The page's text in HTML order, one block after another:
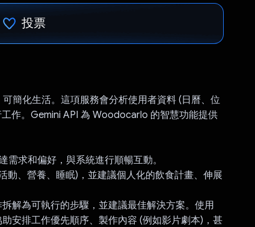
投票
簡化生活。這項服務會分析使用者資料 (日曆、位
作。Gemini API 為 Woodocarlo 的智慧功能提供
需求和偏好，與系統進行順暢互動。
動、營養、睡眠)，並建議個人化的飲食計畫、伸展
解為可執行的步驟，並建議最佳解決方案。使用
安排工作優先順序、製作內容 (例如影片劇本)，甚